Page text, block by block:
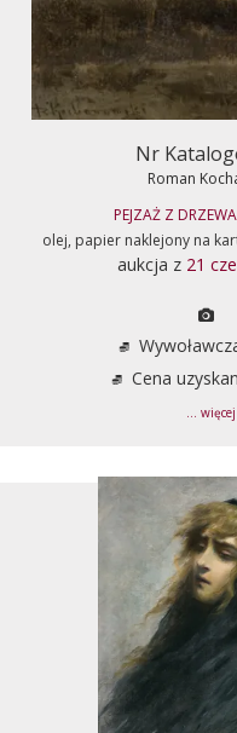
Nr
Roman
PEJZAŻ Z
olej, papier naklejony na
aukcja z 21
Cena
...